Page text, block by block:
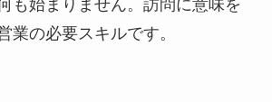
も始まりません。訪問に意味を
業の必要スキルです。